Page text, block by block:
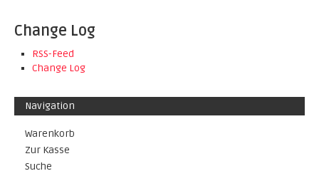
Change Log
RSS-Feed
Change Log
Navigation
Warenkorb
Zur Kasse
Suche